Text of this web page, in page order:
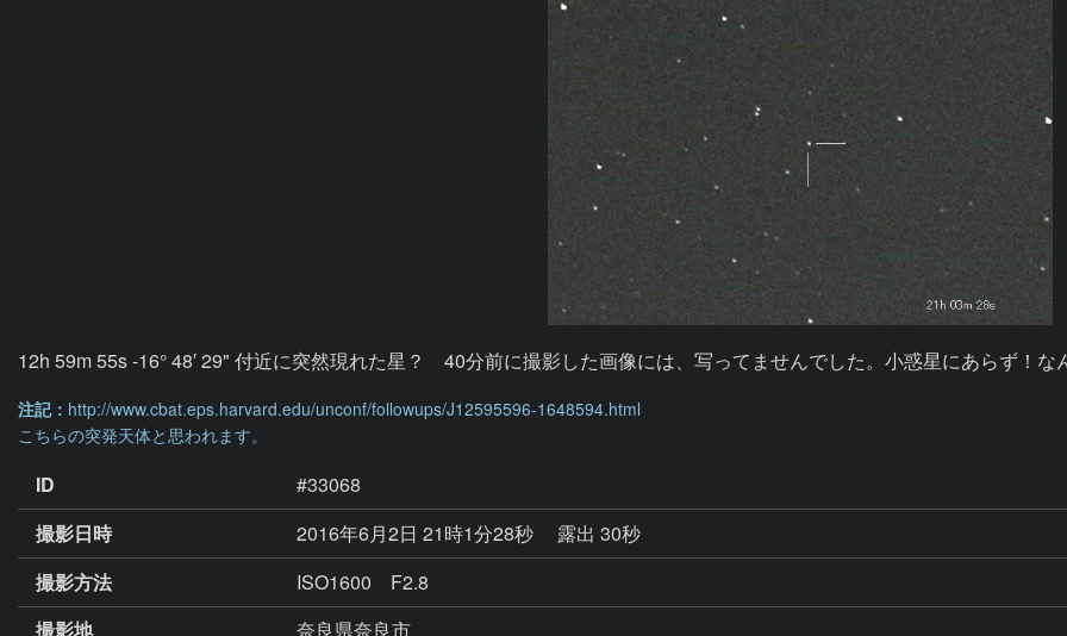
12h 59m 55s -16° 48′ 29" 付近に突然現れた星？　40分前に撮影した画像には、写ってませんでした。小惑星にあらず！な
注記： http://www.cbat.eps.harvard.edu/unconf/followups/J12595596-1648594.html
こちらの突発天体と思われます。
ID
#33068
撮影日時
2016年6月2日 21時1分28秒
露出 30秒
撮影方法
ISO1600 F2.8
撮影地
奈良県奈良市